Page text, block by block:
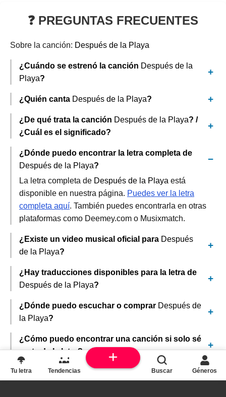
❓ PREGUNTAS FRECUENTES
Sobre la canción: Después de la Playa
¿Cuándo se estrenó la canción Después de la
Playa?
¿Quién canta Después de la Playa?
¿De qué trata la canción Después de la Playa? /
¿Cuál es el significado?
¿Dónde puedo encontrar la letra completa de
Después de la Playa?
La letra completa de Después de la Playa está
disponible en nuestra página. Puedes ver la letra
completa aquí. También puedes encontrarla en otras
plataformas como Deemey.com o Musixmatch.
¿Existe un video musical oficial para Después
de la Playa?
¿Hay traducciones disponibles para la letra de
Después de la Playa?
¿Dónde puedo escuchar o comprar Después de
la Playa?
¿Cómo puedo encontrar una canción si solo sé
parte de la letra?
Tu letra Tendencias Buscar Géneros